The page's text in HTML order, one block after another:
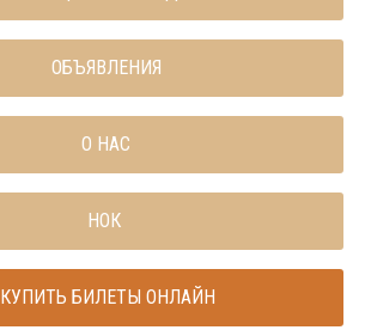
ОБЪЯВЛЕНИЯ
О НАС
НОК
КУПИТЬ БИЛЕТЫ ОНЛАЙН